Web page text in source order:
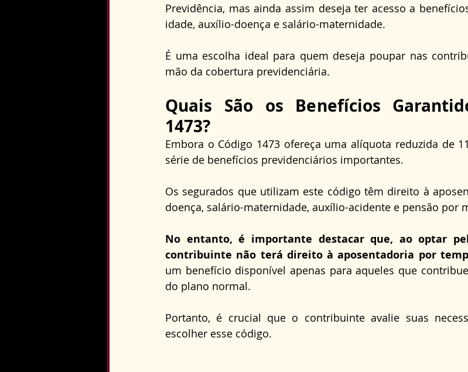
Previdência, mas ainda assim deseja ter acesso a
idade, auxílio-doença e salário-maternidade.
É uma escolha ideal para quem deseja poupar nas
mão da cobertura previdenciária.
Quais São os Benefícios
1473?
Embora o Código 1473 ofereça uma alíquota reduzida de
série de benefícios previdenciários importantes.
Os segurados que utilizam este código têm direito à
doença, salário-maternidade, auxílio-acidente e pensão por
No entanto, é importante destacar que, ao optar
contribuinte não terá direito à aposentadoria por
um benefício disponível apenas para aqueles que
do plano normal.
Portanto, é crucial que o contribuinte avalie suas
escolher esse código.